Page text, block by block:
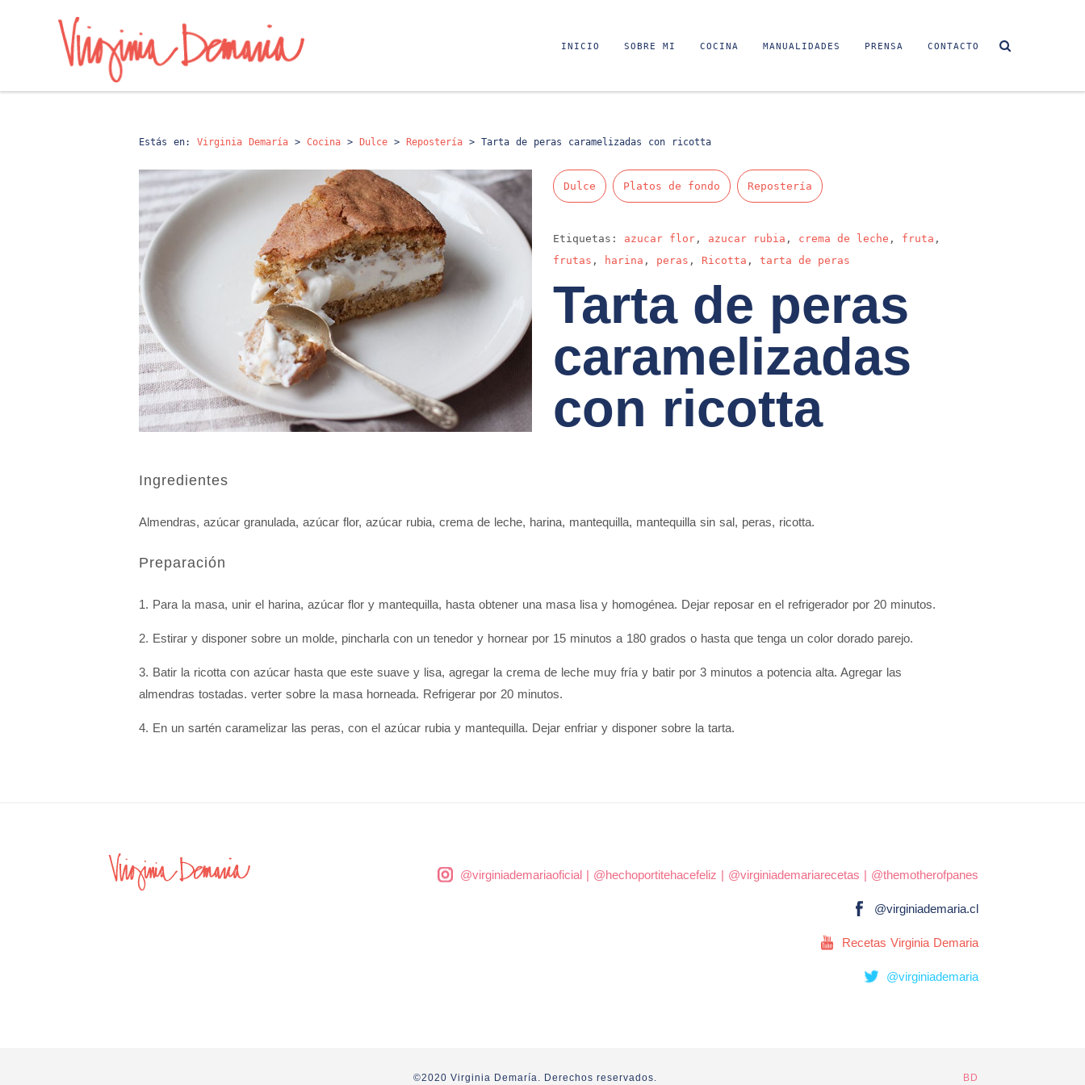
INICIO SOBRE MI COCINA MANUALIDADES PRENSA CONTACTO
Estás en: Virginia Demaría > Cocina > Dulce > Repostería > Tarta de peras caramelizadas con ricotta
Dulce Platos de fondo Repostería
Etiquetas: azucar flor, azucar rubia , crema de leche , fruta ,
frutas , harina , peras , Ricotta , tarta de peras
Tarta de peras
caramelizadas
con ricotta
Ingredientes
Almendras, azúcar granulada, azúcar flor, azúcar rubia, crema de leche, harina, mantequilla, mantequilla sin sal, peras, ricotta.
Preparación
1. Para la masa, unir el harina, azúcar flor y mantequilla, hasta obtener una masa lisa y homogénea. Dejar reposar en el refrigerador por 20 minutos.
2. Estirar y disponer sobre un molde, pincharla con un tenedor y hornear por 15 minutos a 180 grados o hasta que tenga un color dorado parejo.
3. Batir la ricotta con azúcar hasta que este suave y lisa, agregar la crema de leche muy fría y batir por 3 minutos a potencia alta. Agregar las
almendras tostadas. verter sobre la masa horneada. Refrigerar por 20 minutos.
4. En un sartén caramelizar las peras, con el azúcar rubia y mantequilla. Dejar enfriar y disponer sobre la tarta.
@virginiademariaoficial| @hechoportitehacefeliz | @virginiademariarecetas | @themotherofpanes
@virginiademaria.cl
Recetas Virginia Demaria
@virginiademaria
©2020 Virginia Demaría. Derechos reservados. BD